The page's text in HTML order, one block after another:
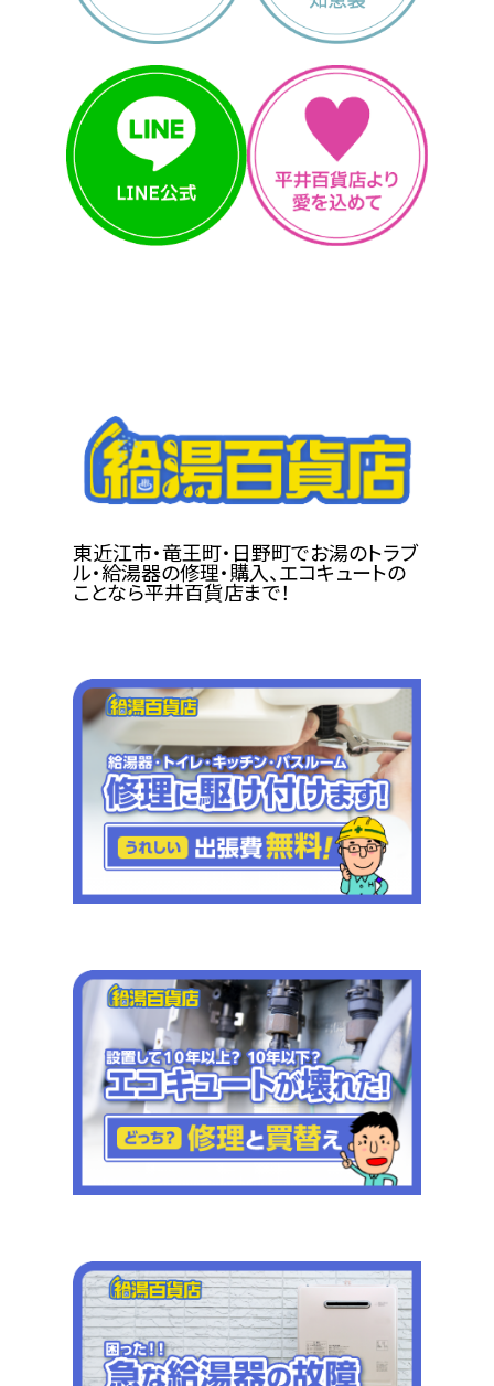
東近江市・竜王町・日野町でお湯のトラブ
ル・給湯器の修理・購入、エコキュートの
ことなら平井百貨店まで！